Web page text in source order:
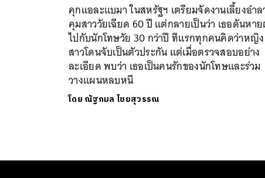
คุกแอละแบมา ในสหรัฐฯ เตรียมจัดงานเลี้ยงอำ
คุมสาววัยเฉียด 60 ปี แต่กลายเป็นว่า เธอดันหา
ไปกับนักโทษวัย 30 กว่าปี ทีแรกทุกคนคิดว่าหญิง
สาวโดนจับเป็นตัวประกัน แต่เมื่อตรวจสอบอย่าง
ละเอียด พบว่า เธอเป็นคนรักของนักโทษและร่วม
วางแผนหลบหนี
โดย ณัฐกมล ไชยสุวรรณ